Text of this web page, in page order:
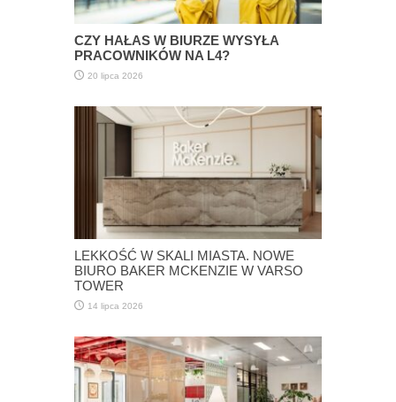
CZY HAŁAS W BIURZE WYSYŁA
PRACOWNIKÓW NA L4?
20 lipca 2026
LEKKOŚĆ W SKALI MIASTA. NOWE
BIURO BAKER MCKENZIE W VARSO
TOWER
14 lipca 2026